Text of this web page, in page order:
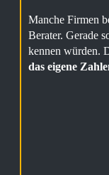
Manche Firmen
Berater. Gerade
kennen würden.
das eigene